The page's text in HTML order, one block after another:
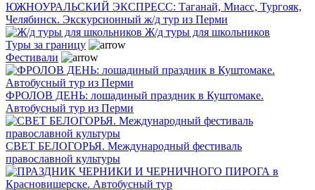
ЮЖНОУРАЛЬСКИЙ ЭКСПРЕСС: Таганай, Миасс, Тургояк,
Челябинск. Экскурсионный ж/д тур из Перми
Ж/д туры для школьников
Туры за границу
Фестивали
ФРОЛОВ ДЕНЬ: лошадиный праздник в Куштомаке.
Автобусный тур из Перми
СВЕТ БЕЛОГОРЬЯ. Международный фестиваль
православной культуры